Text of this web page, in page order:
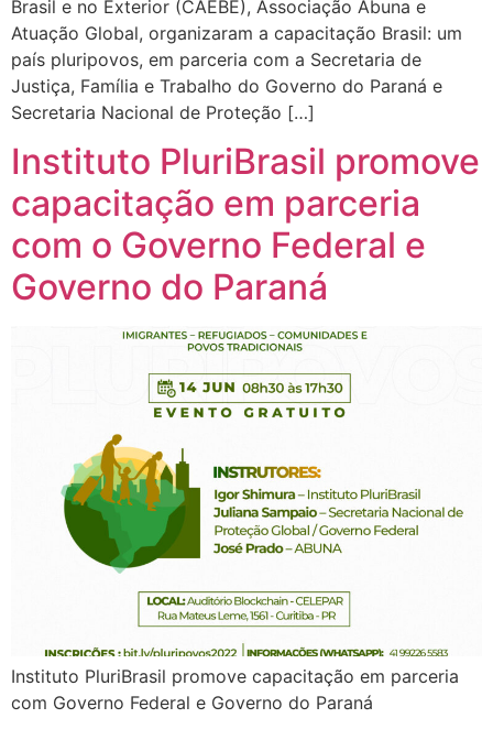
Brasil e no Exterior (CAEBE), Associação Abuna e
Atuação Global, organizaram a capacitação Brasil: um
país pluripovos, em parceria com a Secretaria de
Justiça, Família e Trabalho do Governo do Paraná e
Secretaria Nacional de Proteção […]
Instituto PluriBrasil promove
capacitação em parceria
com o Governo Federal e
Governo do Paraná
Instituto PluriBrasil promove capacitação em parceria
com Governo Federal e Governo do Paraná